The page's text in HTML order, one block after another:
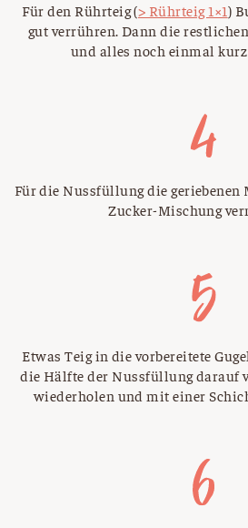
Für den Rührteig (> Rührteig 1×1)
gut verrühren. Dann die
und alles noch einmal
Für die Nussfüllung die
Zucker-Mischung
Etwas Teig in die vorbereitete
die Hälfte der Nussfüllung darauf
wiederholen und mit einer